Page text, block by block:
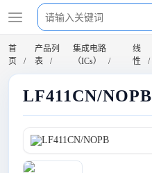
首
页
产品列
表
集成电路
（ICs）
线
性
LF411CN/NOPB